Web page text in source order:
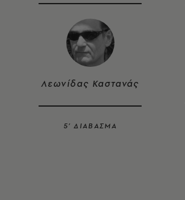
Λεωνίδας Καστανάς
5’ ΔΙΑΒΑΣΜΑ